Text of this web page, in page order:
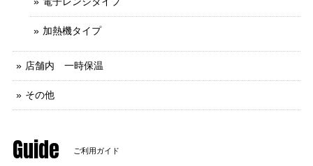
加熱機タイプ
店舗内 一時保温
その他
Guide ご利用ガイド